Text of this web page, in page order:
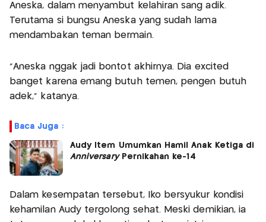
Aneska, dalam menyambut kelahiran sang adik.
Terutama si bungsu Aneska yang sudah lama
mendambakan teman bermain.
"Aneska nggak jadi bontot akhirnya. Dia excited
banget karena emang butuh temen, pengen butuh
adek," katanya.
Baca Juga :
Audy Item Umumkan Hamil Anak Ketiga di
AnniversaryPernikahan ke-14
Dalam kesempatan tersebut, Iko bersyukur kondisi
kehamilan Audy tergolong sehat. Meski demikian, ia